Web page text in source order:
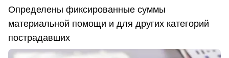
Определены фиксированные суммы
материальной помощи и для других категорий
пострадавших